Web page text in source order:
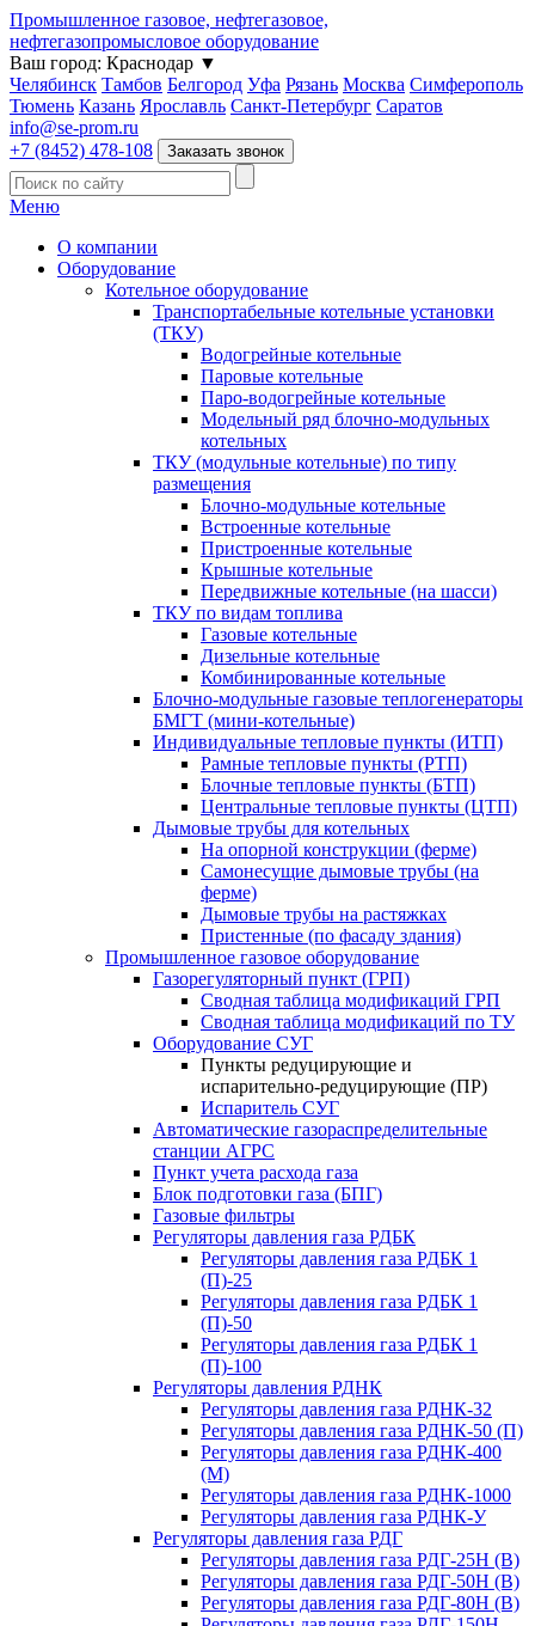
Промышленное газовое, нефтегазовое,
нефтегазопромысловое оборудование
Ваш город: Краснодар ▼
Челябинск Тамбов Белгород Уфа Рязань Москва Симферополь
Тюмень Казань Ярославль Санкт-Петербург Саратов
info@se-prom.ru
+7 (8452) 478-108
Заказать звонок
Меню
О компании
Оборудование
Котельное оборудование
Транспортабельные котельные установки
(ТКУ)
Водогрейные котельные
Паровые котельные
Паро-водогрейные котельные
Модельный ряд блочно-модульных
котельных
ТКУ (модульные котельные) по типу
размещения
Блочно-модульные котельные
Встроенные котельные
Пристроенные котельные
Крышные котельные
Передвижные котельные (на шасси)
ТКУ по видам топлива
Газовые котельные
Дизельные котельные
Комбинированные котельные
Блочно-модульные газовые теплогенераторы
БМГТ (мини-котельные)
Индивидуальные тепловые пункты (ИТП)
Рамные тепловые пункты (РТП)
Блочные тепловые пункты (БТП)
Центральные тепловые пункты (ЦТП)
Дымовые трубы для котельных
На опорной конструкции (ферме)
Самонесущие дымовые трубы (на
ферме)
Дымовые трубы на растяжках
Пристенные (по фасаду здания)
Промышленное газовое оборудование
Газорегуляторный пункт (ГРП)
Сводная таблица модификаций ГРП
Сводная таблица модификаций по ТУ
Оборудование СУГ
Пункты редуцирующие и
испарительно-редуцирующие (ПР)
Испаритель СУГ
Автоматические газораспределительные
станции АГРС
Пункт учета расхода газа
Блок подготовки газа (БПГ)
Газовые фильтры
Регуляторы давления газа РДБК
Регуляторы давления газа РДБК 1
(П)-25
Регуляторы давления газа РДБК 1
(П)-50
Регуляторы давления газа РДБК 1
(П)-100
Регуляторы давления РДНК
Регуляторы давления газа РДНК-32
Регуляторы давления газа РДНК-50 (П)
Регуляторы давления газа РДНК-400
(М)
Регуляторы давления газа РДНК-1000
Регуляторы давления газа РДНК-У
Регуляторы давления газа РДГ
Регуляторы давления газа РДГ-25Н (В)
Регуляторы давления газа РДГ-50Н (В)
Регуляторы давления газа РДГ-80Н (В)